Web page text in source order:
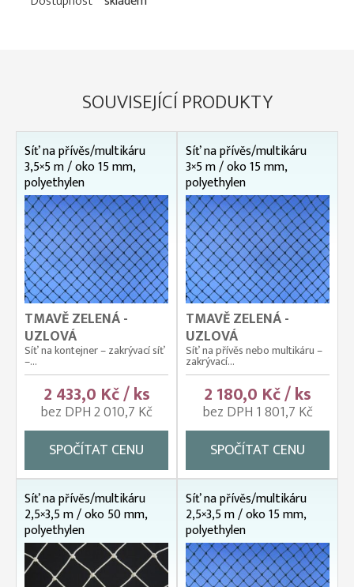
SOUVISEJÍCÍ PRODUKTY
Síť na přívěs/multikáru
3,5×5 m / oko 15 mm,
polyethylen
TMAVĚ ZELENÁ -
UZLOVÁ
Síť na kontejner – zakrývací síť
–...
2 433,0 Kč / ks
bez DPH 2 010,7 Kč
SPOČÍTAT CENU
Síť na přívěs/multikáru
3×5 m / oko 15 mm,
polyethylen
TMAVĚ ZELENÁ -
UZLOVÁ
Síť na přívěs nebo multikáru –
zakrývací...
2 180,0 Kč / ks
bez DPH 1 801,7 Kč
SPOČÍTAT CENU
Síť na přívěs/multikáru
2,5×3,5 m / oko 50 mm,
polyethylen
Síť na přívěs/multikáru
2,5×3,5 m / oko 15 mm,
polyethylen